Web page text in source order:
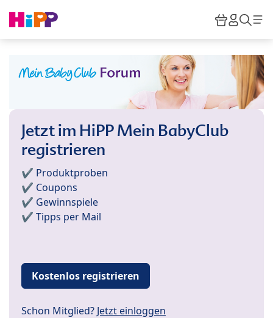
HiPP
Jetzt im HiPP Mein BabyClub
registrieren
✔️ Produktproben
✔️ Coupons
✔️ Gewinnspiele
✔️ Tipps per Mail
Kostenlos registrieren
Schon Mitglied? Jetzt einloggen